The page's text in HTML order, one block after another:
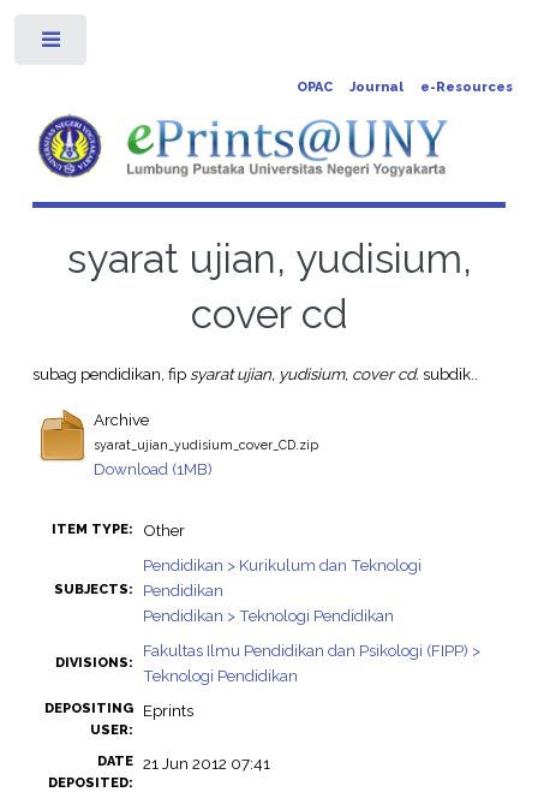
OPAC Journal e-Resources
syarat ujian, yudisium,
cover cd
subag pendidikan, fip syarat ujian, yudisium, cover cd. subdik..
Archive
syarat_ujian_yudisium_cover_CD.zip
Download (1MB)
ITEM TYPE: Other
SUBJECTS:
Pendidikan > Kurikulum dan Teknologi
Pendidikan
Pendidikan > Teknologi Pendidikan
DIVISIONS:
Fakultas Ilmu Pendidikan dan Psikologi (FIPP) >
Teknologi Pendidikan
DEPOSITING
USER:
Eprints
DATE
DEPOSITED:
21 Jun 2012 07:41